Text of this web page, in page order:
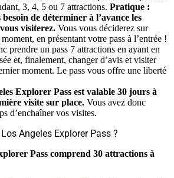
3, 4, 5 ou 7 attractions. Pratique :
besoin de déterminer à l’avance les
visiterez. Vous vous déciderez sur
en présentant votre pass à l’entrée !
prendre un pass 7 attractions en ayant en
et, finalement, changer d’avis et visiter
moment. Le pass vous offre une liberté
Explorer Pass est valable 30 jours à
visite sur place. Vous avez donc
d’enchaîner vos visites.
Angeles Explorer Pass ?
Pass comprend 30 attractions à